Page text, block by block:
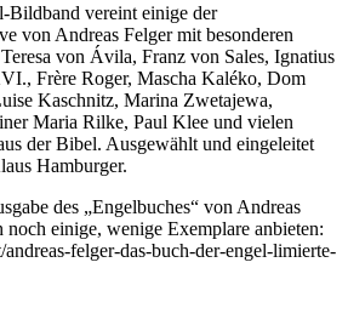
Bildband vereint einige der
von Andreas Felger mit besonderen
von Ávila, Franz von Sales, Ignatius
Frère Roger, Mascha Kaléko, Dom
Kaschnitz, Marina Zwetajewa,
Maria Rilke, Paul Klee und vielen
der Bibel. Ausgewählt und eingeleitet
Hamburger.
des „Engelbuches“ von Andreas
einige, wenige Exemplare anbieten:
felger-das-buch-der-engel-limierte-